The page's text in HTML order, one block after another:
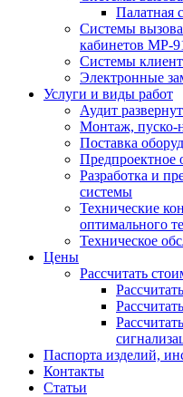
Палатная
Системы
кабинетов MP-
Системы
Электронные
Услуги и виды работ
Аудит
Монтаж, пуско-
Поставка
Предпроектное
Разработка и
системы
Технические
оптимального
Техническое
Цены
Рассчитать
Паспорта изделий,
Контакты
Статьи